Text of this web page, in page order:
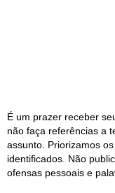
É um prazer receber
não faça referências a
assunto. Priorizamos
identificados. Não
ofensas pessoais e